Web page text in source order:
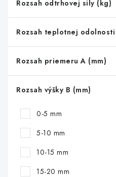
u
t
v
Rozsah odtrhovej sily (kg)
Rozsah teplotnej odolnosti
Rozsah priemeru A (mm)
Rozsah výšky B (mm)
0-5 mm
5-10 mm
10-15 mm
15-20 mm